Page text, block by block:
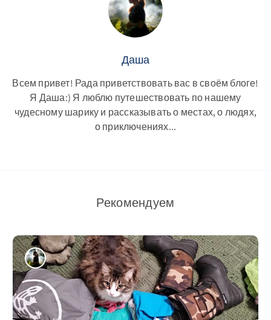
Даша
Всем привет! Рада приветствовать вас в своём блоге!
Я Даша:) Я люблю путешествовать по нашему
чудесному шарику и рассказывать о местах, о людях,
о приключениях...
Рекомендуем